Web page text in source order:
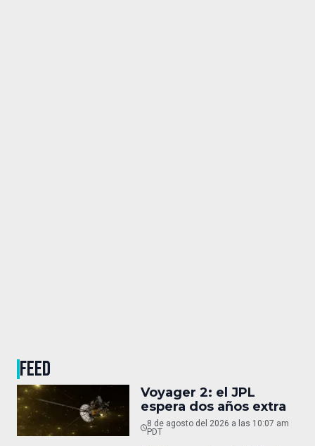
FEED
Voyager 2: el JPL
espera dos años extra
8 de agosto del 2026 a las 10:07 am
PDT